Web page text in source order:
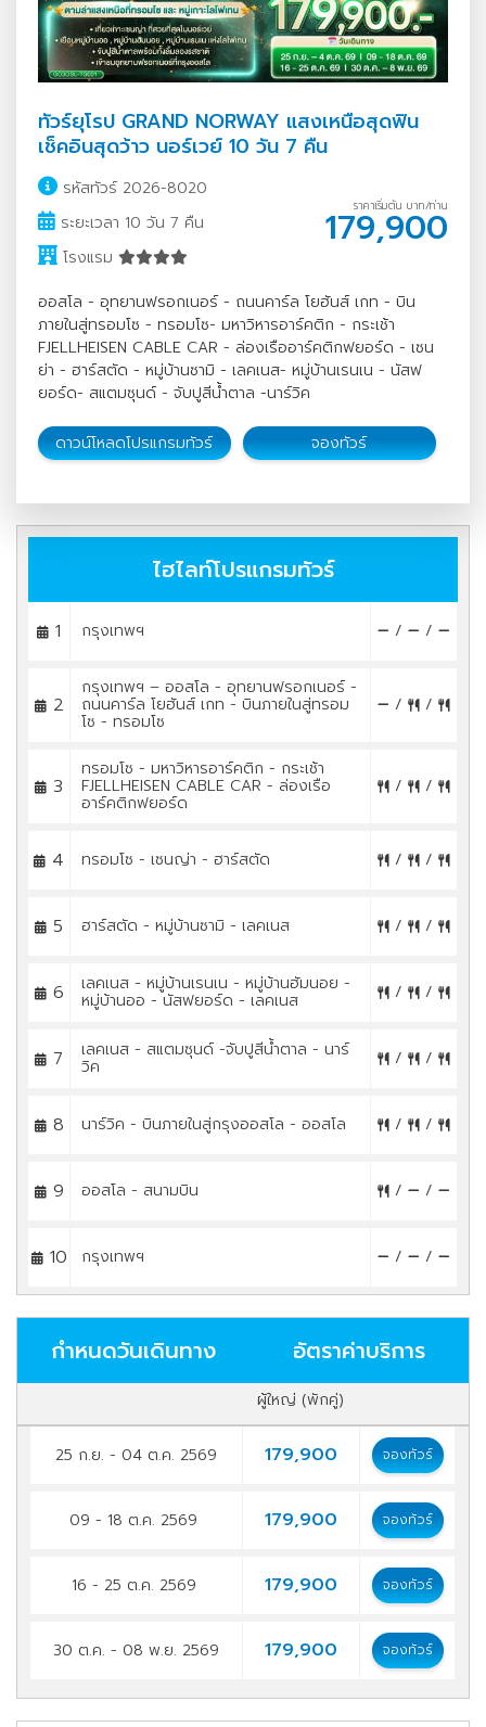
ทัวร์ยุโรป GRAND NORWAY แสงเหนือสุดฟิน
เช็คอินสุดว้าว นอร์เวย์ 10 วัน 7 คืน
รหัสทัวร์ 2026-8020
ระยะเวลา 10 วัน 7 คืน
โรงแรม
ราคาเริ่มต้น บาท/ท่าน
179,900
ออสโล - อุทยานฟรอกเนอร์ - ถนนคาร์ล โยฮันส์ เกท - บิน
ภายในสู่ทรอมโซ - ทรอมโซ- มหาวิหารอาร์คติก - กระเช้า
FJELLHEISEN CABLE CAR - ล่องเรืออาร์คติกฟยอร์ด - เซน
ย่า - ฮาร์สตัด - หมู่บ้านซามิ - เลคเนส- หมู่บ้านเรนเน - นัสฟ
ยอร์ด- สแตมซุนด์ - จับปูสีน้ำตาล -นาร์วิค
ดาวน์โหลดโปรแกรมทัวร์ จองทัวร์
ไฮไลท์โปรแกรมทัวร์
1 กรุงเทพฯ / /
2
กรุงเทพฯ – ออสโล - อุทยานฟรอกเนอร์ -
ถนนคาร์ล โยฮันส์ เกท - บินภายในสู่ทรอม
โซ - ทรอมโซ
/ /
3
ทรอมโซ - มหาวิหารอาร์คติก - กระเช้า
FJELLHEISEN CABLE CAR - ล่องเรือ
อาร์คติกฟยอร์ด
/ /
4 ทรอมโซ - เซนญ่า - ฮาร์สตัด / /
5 ฮาร์สตัด - หมู่บ้านซามิ - เลคเนส / /
6 เลคเนส - หมู่บ้านเรนเน - หมู่บ้านฮัมนอย -
หมู่บ้านออ - นัสฟยอร์ด - เลคเนส / /
7 เลคเนส - สแตมซุนด์ -จับปูสีน้ำตาล - นาร์
วิค / /
8 นาร์วิค - บินภายในสู่กรุงออสโล - ออสโล / /
9 ออสโล - สนามบิน / /
10 กรุงเทพฯ / /
กำหนดวันเดินทาง อัตราค่าบริการ
ผู้ใหญ่ (พักคู่)
25 ก.ย. - 04 ต.ค. 2569 179,900 จองทัวร์
09 - 18 ต.ค. 2569 179,900 จองทัวร์
16 - 25 ต.ค. 2569 179,900 จองทัวร์
30 ต.ค. - 08 พ.ย. 2569 179,900 จองทัวร์